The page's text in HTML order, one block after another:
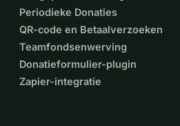
Periodieke Donaties
QR-code en Betaalverzoeken
Teamfondsenwerving
Donatieformulier-plugin
Zapier-integratie